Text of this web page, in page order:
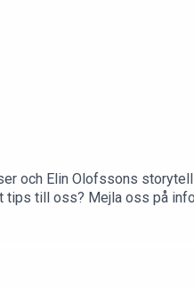
och Elin Olofssons
tips till oss? Mejla oss på